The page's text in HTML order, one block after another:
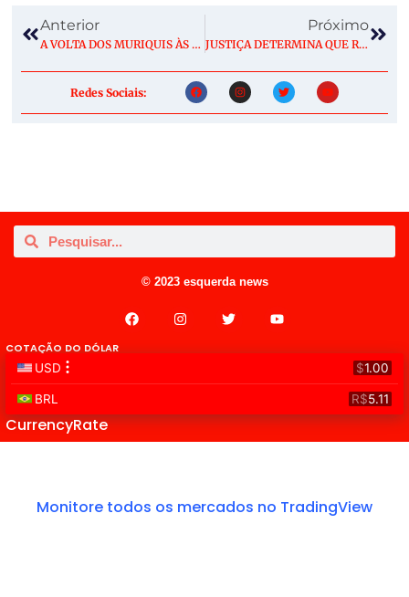
Anterior
A VOLTA DOS MURIQUIS ÀS MATAS DE IBITIPOCA, EM MINAS GERAIS
Próximo
JUSTIÇA DETERMINA QUE RIO INCORPORE CLIMA NO PROCESSO DE LICENCIAMENTO AMBIENTAL
Redes Sociais:
© 2023 esquerda news
COTAÇÃO DO DÓLAR
CurrencyRate
Monitore todos os mercados no TradingView